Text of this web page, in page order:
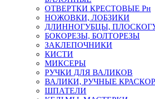
ОТВЕРТКИ КРЕСТОВЫЕ Рн
НОЖОВКИ, ЛОБЗИКИ
ДЛИННОГУБЦЫ,
БОКОРЕЗЫ, БОЛТОРЕЗЫ
ЗАКЛЕПОЧНИКИ
КИСТИ
МИКСЕРЫ
РУЧКИ ДЛЯ ВАЛИКОВ
ВАЛИКИ, РУЧНЫЕ
ШПАТЕЛИ